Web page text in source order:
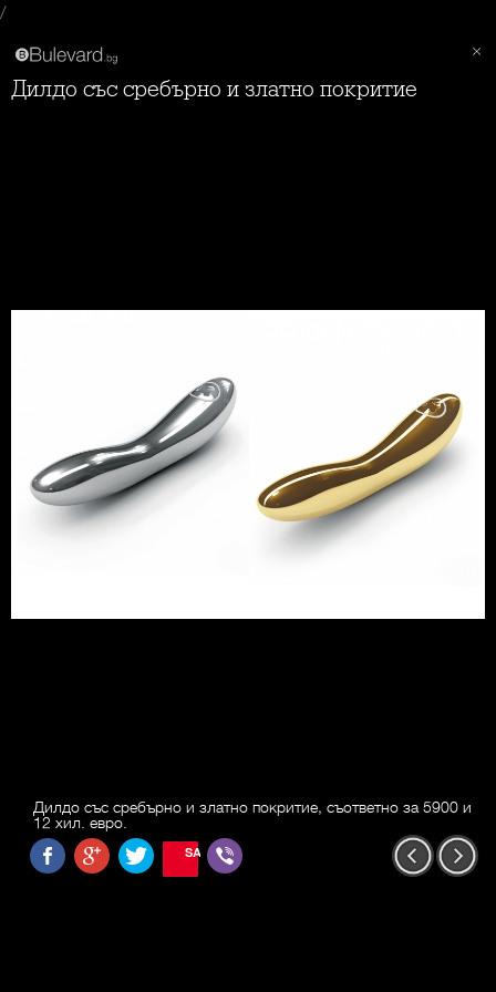
/
Дилдо със сребърно и златно покритие
Дилдо със сребърно и златно покритие, съответно за 5900 и
12 хил. евро.
SAVE